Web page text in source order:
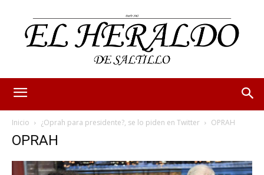
Inicio ¿Oprah para presidente?, se lo piden en Twitter OPRAH
OPRAH